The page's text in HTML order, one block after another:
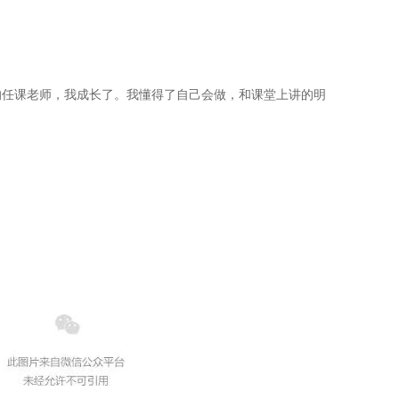
课老师，我成长了。我懂得了自己会做，和课堂上讲的明